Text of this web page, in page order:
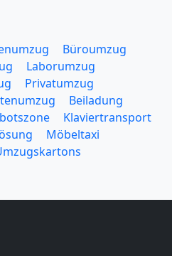
Büroumzug
Laborumzug
Privatumzug
Beiladung
Klaviertransport
Möbeltaxi